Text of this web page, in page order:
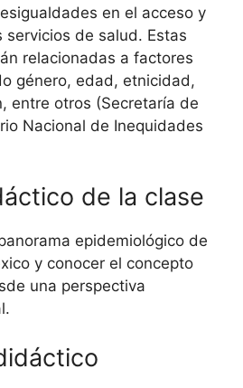
en el acceso y
de salud. Estas
relacionadas a factores
género, edad, etnicidad,
entre otros (Secretaría de
Nacional de Inequidades
de la clase
epidemiológico de
y conocer el concepto
una perspectiva